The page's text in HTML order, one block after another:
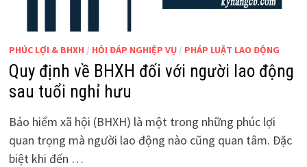
PHÚC LỢI & BHXH / HỎI ĐÁP NGHIỆP VỤ/ PHÁP LUẬT LAO ĐỘNG
Quy định về BHXH đối với người lao động
sau tuổi nghỉ hưu
Bảo hiểm xã hội (BHXH) là một trong những phúc lợi
quan trọng mà người lao động nào cũng quan tâm. Đặc
biệt khi đến …